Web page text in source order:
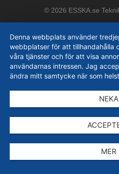
© 2026 ESSKA.se
Denna webbplats använder
webbplatser för att tillhandahålla
våra tjänster och för att visa
användarnas intressen. Jag
ändra mitt samtycke när som
NEKA
MER